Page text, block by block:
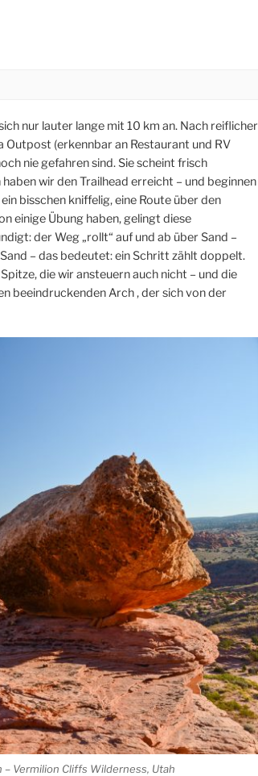
nur lauter lange mit 10 km an. Nach reiflicher
Outpost (erkennbar an Restaurant und RV
nie gefahren sind. Sie scheint frisch
wir den Trailhead erreicht – und beginnen
bisschen kniffelig, eine Route über den
einige Übung haben, gelingt diese
der Weg „rollt“ auf und ab über Sand –
– das bedeutet: ein Schritt zählt doppelt.
die wir ansteuern auch nicht – und die
beeindruckenden Arch , der sich von der
– Vermilion Cliffs Wilderness, Utah